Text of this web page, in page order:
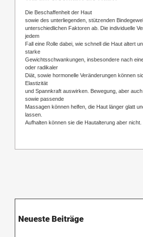
Die Beschaffenheit der Haut
sowie des unterliegenden, stützenden
unterschiedlichen Faktoren ab. Die individuelle
jedem
Fall eine Rolle dabei, wie schnell die Haut altert
starke
Gewichtsschwankungen, insbesondere nach
oder radikaler
Diät, sowie hormonelle Veränderungen können
Elastizität
und Spannkraft auswirken. Bewegung, aber
sowie passende
Massagen können helfen, die Haut länger glatt
lassen.
Aufhalten können sie die Hautalterung aber nicht.
Neueste Beiträge